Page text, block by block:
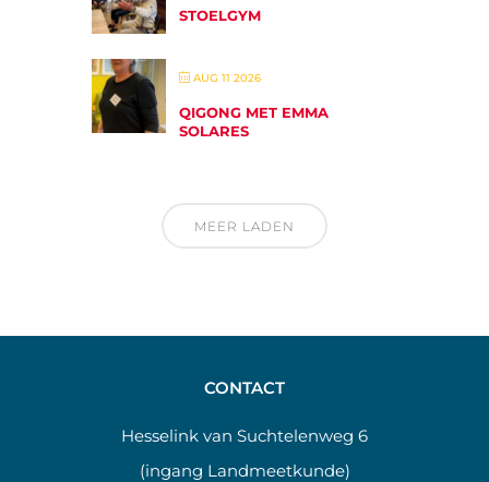
STOELGYM
AUG 11 2026
QIGONG MET EMMA
SOLARES
MEER LADEN
CONTACT
Hesselink van Suchtelenweg 6
(ingang Landmeetkunde)